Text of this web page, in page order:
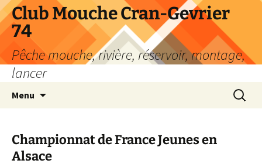
Aller
au
contenu
Club Mouche Cran-Gevrier
74
Pêche mouche, rivière, réservoir, montage,
lancer
Menu
Championnat de France Jeunes en
Alsace